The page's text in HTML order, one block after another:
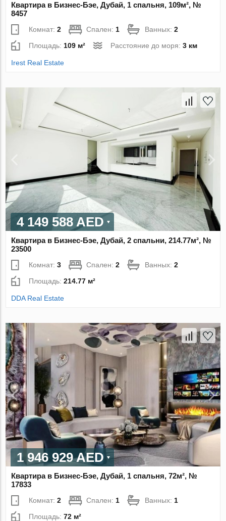
Квартира в Бизнес-Бэе, Дубай, 1 спальня, 109м², №
8457
Комнат:2 Спален:1 Ванных:2
Площадь:109 м² Расстояние до моря:3 км
Irest Real Estate
4 149 588 AED
Квартира в Бизнес-Бэе, Дубай, 2 спальни, 214.77м², №
23500
Комнат:3 Спален:2 Ванных:2
Площадь:214.77 м²
DDA Real Estate
1 946 929 AED
Квартира в Бизнес-Бэе, Дубай, 1 спальня, 72м², №
17833
Комнат:2 Спален: 1 Ванных: 1
Площадь:72 м²